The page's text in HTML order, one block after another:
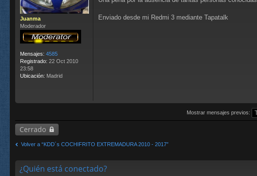
Juanma
Moderador
Mensajes: 4585
Registrado: 22 Oct 2010
23:58
Ubicación: Madrid
Enviado desde mi Redmi 3 mediante Tapatalk
Mostrar mensajes previos:
Cerrado
Volver a “KDD´s COCHIFRITO EXTREMADURA 2010 - 2017”
¿Quién está conectado?